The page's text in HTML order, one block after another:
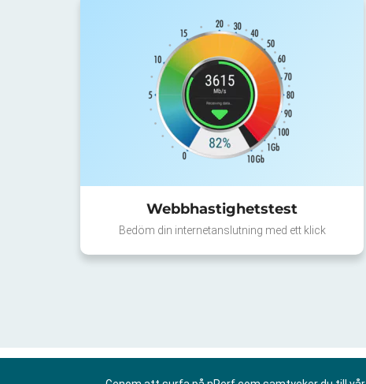
Webbhastighetstest
Bedöm din internetanslutning med ett klick